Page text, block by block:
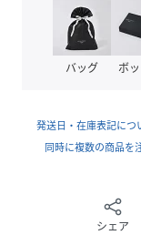
品番
バッグ ボ
発送日・在庫表記につ
同時に複数の商品を
シェア